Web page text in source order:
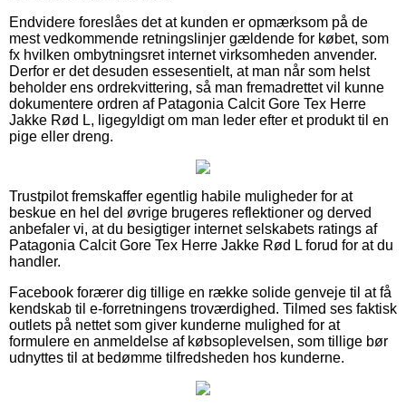
Endvidere foreslåes det at kunden er opmærksom på de
mest vedkommende retningslinjer gældende for købet, som
fx hvilken ombytningsret internet virksomheden anvender.
Derfor er det desuden essesentielt, at man når som helst
beholder ens ordrekvittering, så man fremadrettet vil kunne
dokumentere ordren af Patagonia Calcit Gore Tex Herre
Jakke Rød L, ligegyldigt om man leder efter et produkt til en
pige eller dreng.
Trustpilot fremskaffer egentlig habile muligheder for at
beskue en hel del øvrige brugeres reflektioner og derved
anbefaler vi, at du besigtiger internet selskabets ratings af
Patagonia Calcit Gore Tex Herre Jakke Rød L forud for at du
handler.
Facebook forærer dig tillige en række solide genveje til at få
kendskab til e-forretningens troværdighed. Tilmed ses faktisk
outlets på nettet som giver kunderne mulighed for at
formulere en anmeldelse af købsoplevelsen, som tillige bør
udnyttes til at bedømme tilfredsheden hos kunderne.